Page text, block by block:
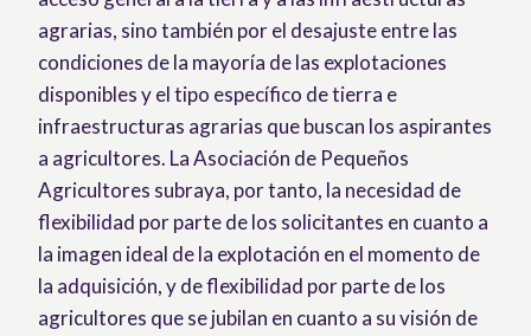
agrarias, sino también por el desajuste entre las
condiciones de la mayoría de las explotaciones
disponibles y el tipo específico de tierra e
infraestructuras agrarias que buscan los aspirantes
a agricultores. La Asociación de Pequeños
Agricultores subraya, por tanto, la necesidad de
flexibilidad por parte de los solicitantes en cuanto a
la imagen ideal de la explotación en el momento de
la adquisición, y de flexibilidad por parte de los
agricultores que se jubilan en cuanto a su visión de